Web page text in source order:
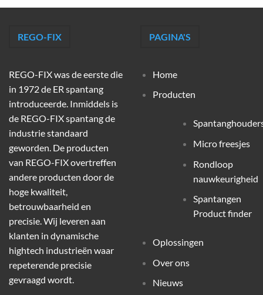
REGO-FIX
REGO-FIX was de eerste die
in 1972 de ER spantang
introduceerde. Inmiddels is
de REGO-FIX spantang de
industrie standaard
geworden. De producten
van REGO-FIX overtreffen
andere producten door de
hoge kwaliteit,
betrouwbaarheid en
precisie. Wij leveren aan
klanten in dynamische
hightech industrieën waar
repeterende precisie
gevraagd wordt.
PAGINA'S
Home
Producten
Micro freesjes
Rondloop
nauwkeurigheid
Spantangen
Product finder
Oplossingen
Over ons
Nieuws